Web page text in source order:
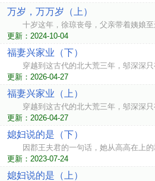
万岁，万万岁（上）
十岁这年，徐琼丧母，父亲带着姨娘
更新：2024-10-04
福妻兴家业（下）
穿越到这古代的北大荒三年，邬深深
更新：2026-04-27
福妻兴家业（上）
穿越到这古代的北大荒三年，邬深深
更新：2026-04-27
媳妇说的是（下）
因郡王夫君的一句话，她从高高在上
更新：2023-07-24
媳妇说的是（上）